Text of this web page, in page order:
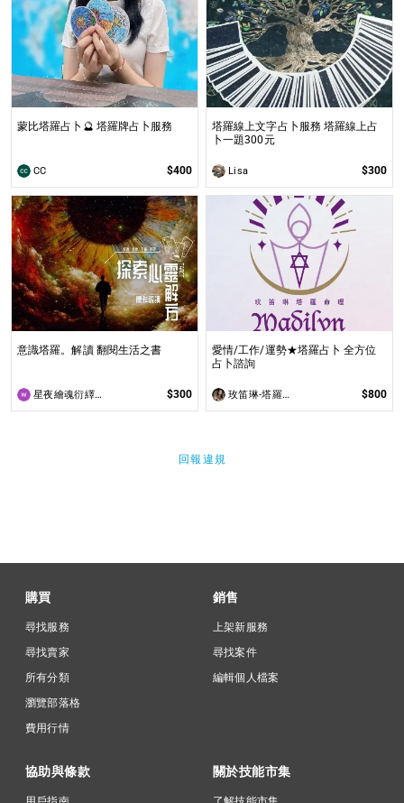
蒙比塔羅占卜🔮 塔羅牌占卜服務
CC $400
塔羅線上文字占卜服務 塔羅線上占
卜一題300元
Lisa $300
意識塔羅。解讀 翻閱生活之書
星夜繪魂衍繹所 $300
愛情/工作/運勢★塔羅占卜 全方位
占卜諮詢
玫笛琳-塔羅占星 $800
回報違規
購買
尋找服務
尋找賣家
所有分類
瀏覽部落格
費用行情
銷售
上架新服務
尋找案件
編輯個人檔案
協助與條款 關於技能市集